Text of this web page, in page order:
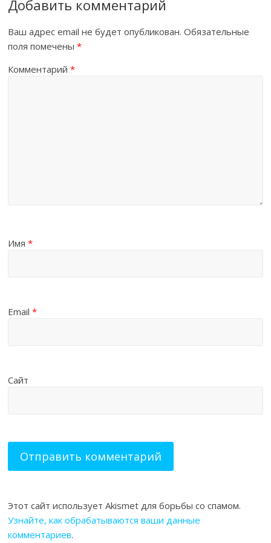
Добавить комментарий
Ваш адрес email не будет опубликован. Обязательные
поля помечены*
Комментарий*
Имя*
Email*
Сайт
Этот сайт использует Akismet для борьбы со спамом.
Узнайте, как обрабатываются ваши данные
комментариев.